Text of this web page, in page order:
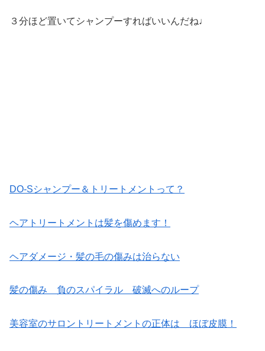
３分ほど置いてシャンプーすればいいんだね♩
DO-Sシャンプー＆トリートメントって？
ヘアトリートメントは髪を傷めます！
ヘアダメージ・髪の毛の傷みは治らない
髪の傷み 負のスパイラル 破滅へのループ
美容室のサロントリートメントの正体は ほぼ皮膜！